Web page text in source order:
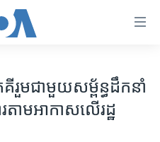
រួម​ជាមួយ​សម្ព័ន្ធ​ដឹកនាំ​
ាម​អាកាស​លើ​រដ្ឋ​